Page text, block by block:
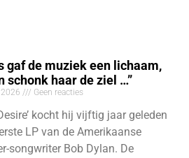
gaf de muziek een lichaam,
schonk haar de ziel …”
2026 Geen reacties
kocht hij vijftig jaar geleden
LP van de Amerikaanse
songwriter Bob Dylan. De